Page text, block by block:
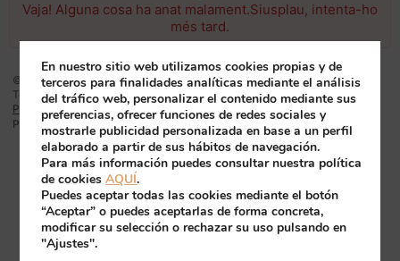
Vaja! Alguna cosa ha anat malament.Siusplau, intenta-ho
més tard.
© 2026 Superficies de Alimentación, S.A..
Tots els drets reservats.
Política De Privacitat
Powered by
mirai
En nuestro sitio web utilizamos cookies propias y de
terceros para finalidades analíticas mediante el análisis
del tráfico web, personalizar el contenido mediante sus
preferencias, ofrecer funciones de redes sociales y
mostrarle publicidad personalizada en base a un perfil
elaborado a partir de sus hábitos de navegación.
Para más información puedes consultar nuestra política
de cookiesAQUÍ.
Puedes aceptar todas las cookies mediante el botón
“Aceptar” o puedes aceptarlas de forma concreta,
modificar su selección o rechazar su uso pulsando en
"Ajustes".